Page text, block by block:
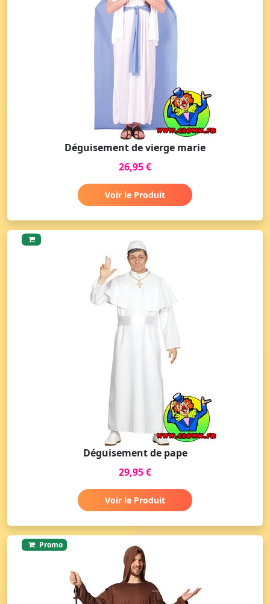
Déguisement de vierge marie
26,95 €
Voir le Produit
Déguisement de pape
29,95 €
Voir le Produit
Promo